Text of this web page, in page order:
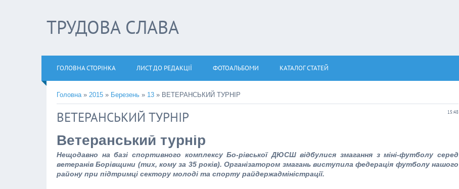
ТРУДОВА СЛАВА
ГОЛОВНА СТОРІНКА ЛИСТ ДО РЕДАКЦІЇ ФОТОАЛЬБОМИ КАТАЛОГ СТАТЕЙ
Головна» 2015 » Березень » 13 » ВЕТЕРАНСЬКИЙ ТУРНІР
15:48
ВЕТЕРАНСЬКИЙ ТУРНІР
Ветеранський турнір
Нещодавно на базі спортивного комплексу Бо-рівської ДЮСШ відбулися змагання з міні-футболу серед
ветеранів Борівщини (тих, кому за 35 років). Організатором змагань виступила федерація футболу нашого
району при підтримці сектору молоді та спорту райдержадміністрації.